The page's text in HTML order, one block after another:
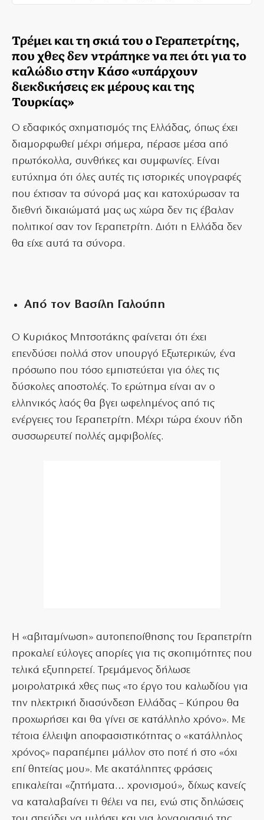
Τρέμει και τη σκιά του ο Γεραπετρίτης,
που χθες δεν ντράπηκε να πει ότι για το
καλώδιο στην Κάσο «υπάρχουν
διεκδικήσεις εκ μέρους και της
Τουρκίας»
Ο εδαφικός σχηματισμός της Ελλάδας, όπως έχει
διαμορφωθεί μέχρι σήμερα, πέρασε μέσα από
πρωτόκολλα, συνθήκες και συμφωνίες. Είναι
ευτύχημα ότι όλες αυτές τις ιστορικές υπογραφές
που έχτισαν τα σύνορά μας και κατοχύρωσαν τα
διεθνή δικαιώματά μας ως χώρα δεν τις έβαλαν
πολιτικοί σαν τον Γεραπετρίτη. Διότι η Ελλάδα δεν
θα είχε αυτά τα σύνορα.
Από τον Βασίλη Γαλούπη
Ο Κυριάκος Μητσοτάκης φαίνεται ότι έχει
επενδύσει πολλά στον υπουργό Εξωτερικών, ένα
πρόσωπο που τόσο εμπιστεύεται για όλες τις
δύσκολες αποστολές. Το ερώτημα είναι αν ο
ελληνικός λαός θα βγει ωφελημένος από τις
ενέργειες του Γεραπετρίτη. Μέχρι τώρα έχουν ήδη
συσσωρευτεί πολλές αμφιβολίες.
Η «αβιταμίνωση» αυτοπεποίθησης του Γεραπετρίτη
προκαλεί εύλογες απορίες για τις σκοπιμότητες που
τελικά εξυπηρετεί. Τρεμάμενος δήλωσε
μοιρολατρικά χθες πως «το έργο του καλωδίου για
την ηλεκτρική διασύνδεση Ελλάδας – Κύπρου θα
προχωρήσει και θα γίνει σε κατάλληλο χρόνο». Με
τέτοια έλλειψη αποφασιστικότητας ο «κατάλληλος
χρόνος» παραπέμπει μάλλον στο ποτέ ή στο «όχι
επί θητείας μου». Με ακατάληπτες φράσεις
επικαλείται «ζητήματα… χρονισμού», δίχως κανείς
να καταλαβαίνει τι θέλει να πει, ενώ στις δηλώσεις